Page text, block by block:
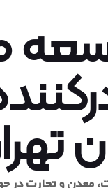
معدن و تجارت در